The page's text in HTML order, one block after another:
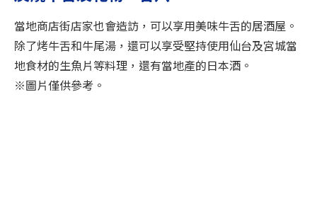
當地商店街店家也會造訪，可以享用美味牛舌的居酒屋。
除了烤牛舌和牛尾湯，還可以享受堅持使用仙台及宮城當
地食材的生魚片等料理，還有當地產的日本酒。
※圖片僅供參考。